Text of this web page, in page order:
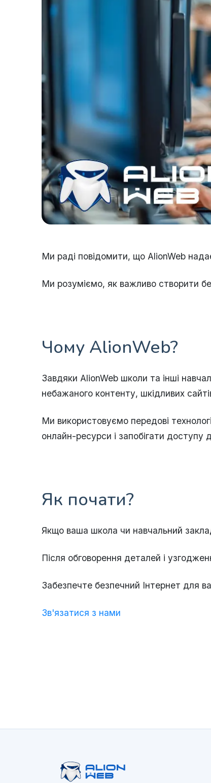
Ми раді повідомити, що AlionWeb
Ми розуміємо, як важливо створити
Чому AlionWeb?
Завдяки AlionWeb школи та інші
небажаного контенту, шкідливих
Ми використовуємо передові
онлайн-ресурси і запобігати доступу
Як почати?
Якщо ваша школа чи навчальний
Після обговорення деталей і
Забезпечте безпечний Інтернет для
Зв'язатися з нами